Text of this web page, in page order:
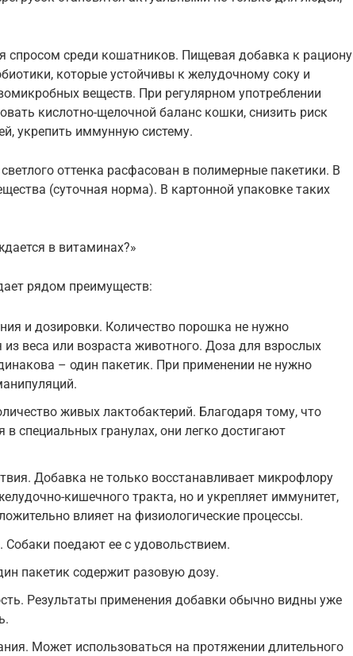
спросом среди кошатников. Пищевая добавка к рациону
которые устойчивы к желудочному соку и
веществ. При регулярном употреблении
кислотно-щелочной баланс кошки, снизить риск
укрепить иммунную систему.
оттенка расфасован в полимерные пакетики. В
(суточная норма). В картонной упаковке таких
в витаминах?»
рядом преимуществ:
и дозировки. Количество порошка не нужно
из веса или возраста животного. Доза для взрослых
– один пакетик. При применении не нужно
живых лактобактерий. Благодаря тому, что
в специальных гранулах, они легко достигают
Добавка не только восстанавливает микрофлору
кишечного тракта, но и укрепляет иммунитет,
влияет на физиологические процессы.
Собаки поедают ее с удовольствием.
пакетик содержит разовую дозу.
Результаты применения добавки обычно видны уже
Может использоваться на протяжении длительного